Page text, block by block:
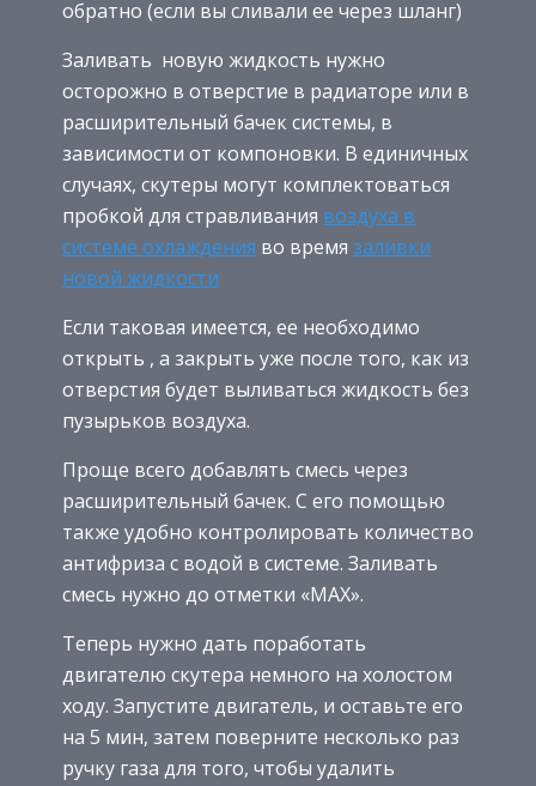
обратно (если вы сливали ее через шланг)
Заливать новую жидкость нужно
осторожно в отверстие в радиаторе или в
расширительный бачек системы, в
зависимости от компоновки. В единичных
случаях, скутеры могут комплектоваться
пробкой для стравливания воздуха в
системе охлаждения во время заливки
новой жидкости
Если таковая имеется, ее необходимо
открыть , а закрыть уже после того, как из
отверстия будет выливаться жидкость без
пузырьков воздуха.
Проще всего добавлять смесь через
расширительный бачек. С его помощью
также удобно контролировать количество
антифриза с водой в системе. Заливать
смесь нужно до отметки «MAX».
Теперь нужно дать поработать
двигателю скутера немного на холостом
ходу. Запустите двигатель, и оставьте его
на 5 мин, затем поверните несколько раз
ручку газа для того, чтобы удалить